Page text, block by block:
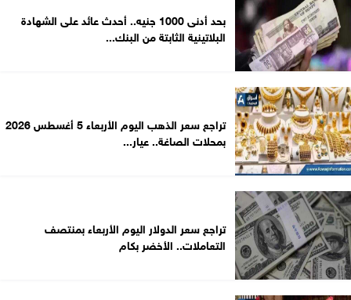
بحد أدنى 1000 جنيه.. أحدث عائد على الشهادة
البلاتينية الثابتة من البنك...
تراجع سعر الذهب اليوم الأربعاء 5 أغسطس 2026
بمحلات الصاغة.. عيار...
تراجع سعر الدولار اليوم الأربعاء بمنتصف
التعاملات.. الأخضر بكام